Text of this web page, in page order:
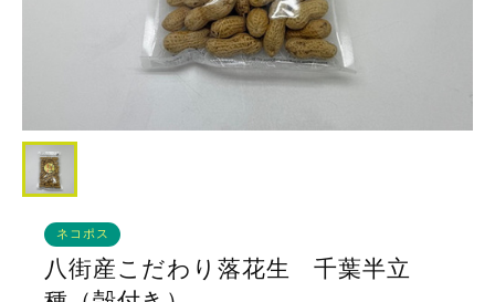
ネコポス
八街産こだわり落花生 千葉半立